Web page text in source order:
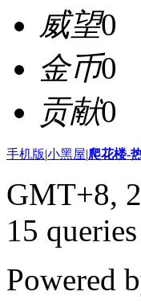
威望0
金币0
贡献0
手机版|小黑屋|爬花楼-
GMT+8,
15
Powered